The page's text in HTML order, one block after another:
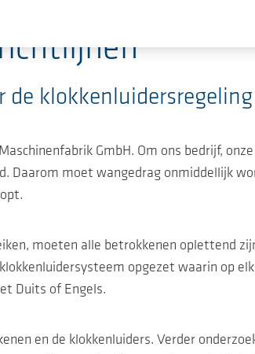
de klokkenluidersregeling
GmbH. Om ons bedrijf,
Daarom moet wangedrag onmiddellijk
moeten alle betrokkenen oplettend
opgezet waarin op
Duits of Engels.
en de klokkenluiders. Verder